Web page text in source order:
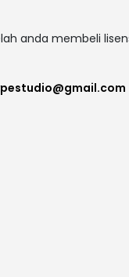
anda membeli